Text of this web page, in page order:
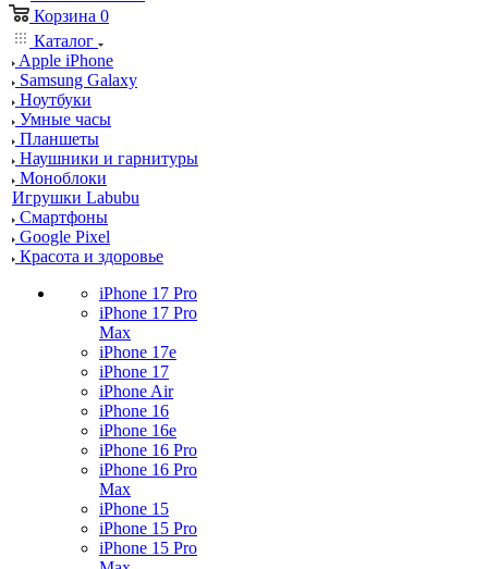
Корзина 0
Каталог
Apple iPhone
Samsung Galaxy
Ноутбуки
Умные часы
Планшеты
Наушники и гарнитуры
Моноблоки
Игрушки Labubu
Смартфоны
Google Pixel
Красота и здоровье
iPhone 17 Pro
iPhone 17 Pro
Max
iPhone 17e
iPhone 17
iPhone Air
iPhone 16
iPhone 16e
iPhone 16 Pro
iPhone 16 Pro
Max
iPhone 15
iPhone 15 Pro
iPhone 15 Pro